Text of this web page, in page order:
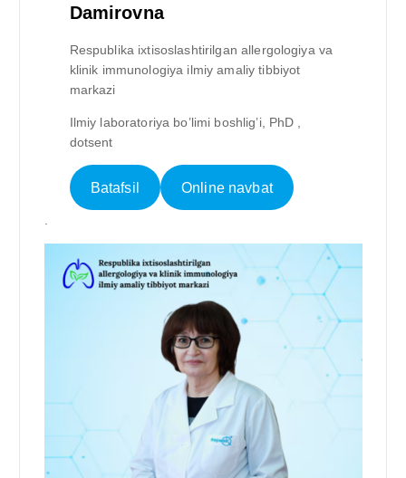
Damirovna
Respublika ixtisoslashtirilgan allergologiya va
klinik immunologiya ilmiy amaliy tibbiyot
markazi
Ilmiy laboratoriya bo’limi boshlig’i, PhD ,
dotsent
Batafsil Online navbat
.